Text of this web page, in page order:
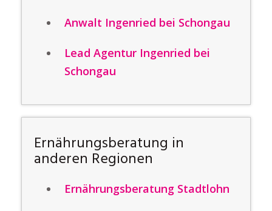
Anwalt Ingenried bei Schongau
Lead Agentur Ingenried bei
Schongau
Ernährungsberatung in
anderen Regionen
Ernährungsberatung Stadtlohn